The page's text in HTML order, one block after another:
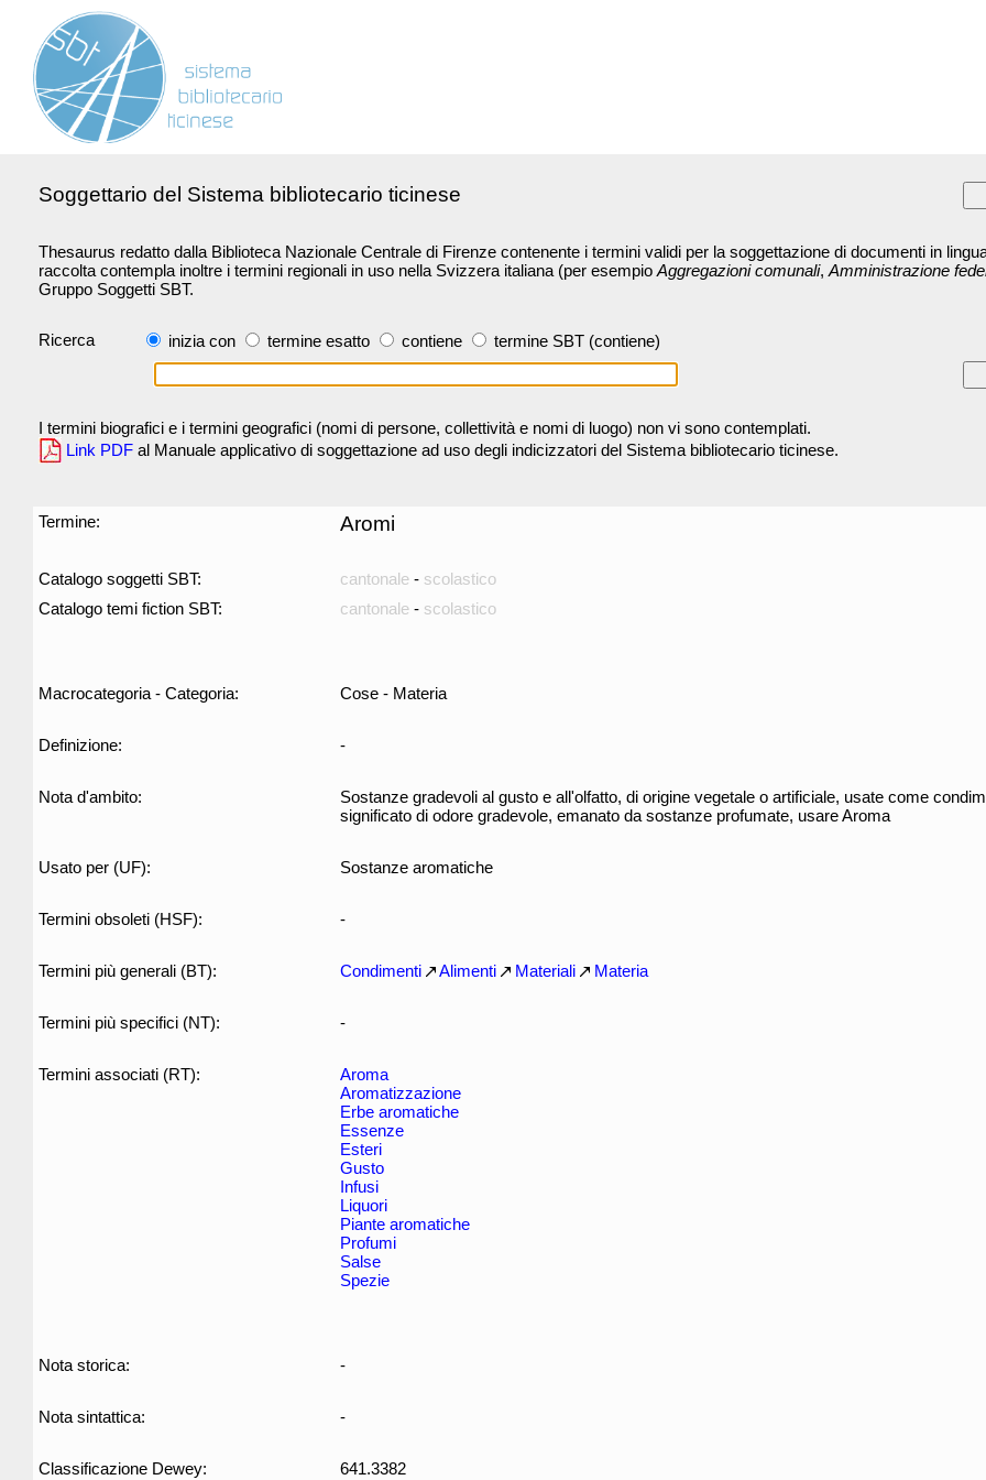
Soggettario del Sistema bibliotecario ticinese
Thesaurus redatto dalla Biblioteca Nazionale Centrale di Firenze contenente i termini validi per la soggettazione di documenti in
raccolta contempla inoltre i termini regionali in uso nella Svizzera italiana (per esempio Aggregazioni comunali, Amministrazione
Gruppo Soggetti SBT.
Ricerca inizia con termine esatto contiene termine SBT (contiene)
I termini biografici e i termini geografici (nomi di persone, collettività e nomi di luogo) non vi sono contemplati.
Link PDF al Manuale applicativo di soggettazione ad uso degli indicizzatori del Sistema bibliotecario ticinese.
Termine: Aromi
Catalogo soggetti SBT: cantonale - scolastico
Catalogo temi fiction SBT:
cantonale - scolastico
Macrocategoria - Categoria: Cose - Materia
Definizione: -
Nota d'ambito:
Sostanze gradevoli al gusto e all'olfatto, di origine vegetale o artificiale, usate come
significato di odore gradevole, emanato da sostanze profumate, usare Aroma
Usato per (UF): Sostanze aromatiche
Termini obsoleti (HSF): -
Termini più generali (BT): Condimenti Alimenti Materiali Materia
Termini più specifici (NT): -
Termini associati (RT):
Aroma
Aromatizzazione
Erbe aromatiche
Essenze
Esteri
Gusto
Infusi
Liquori
Piante aromatiche
Profumi
Salse
Spezie
Nota storica: -
Nota sintattica: -
Classificazione Dewey: 641.3382